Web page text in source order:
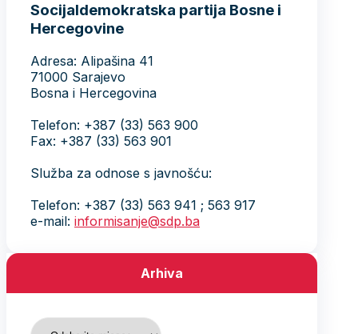
Socijaldemokratska partija Bosne i
Hercegovine
Adresa: Alipašina 41
71000 Sarajevo
Bosna i Hercegovina
Telefon: +387 (33) 563 900
Fax: +387 (33) 563 901
Služba za odnose s javnošću:
Telefon: +387 (33) 563 941 ; 563 917
e-mail: informisanje@sdp.ba
Arhiva
Arhiva